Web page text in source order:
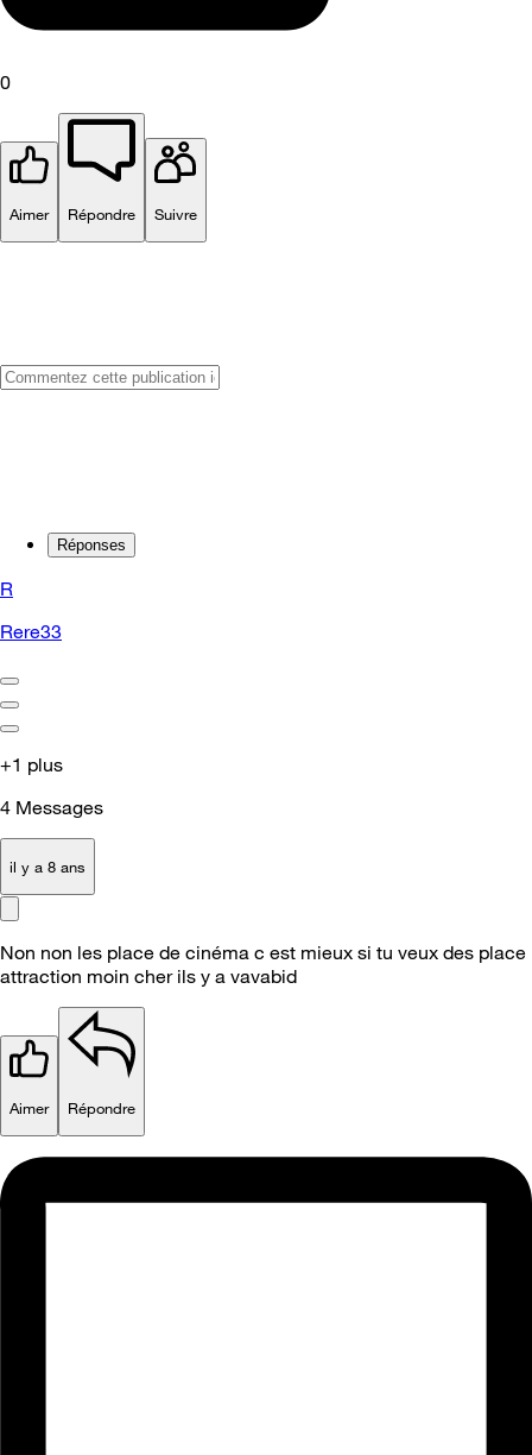
0
Aimer Répondre Suivre
Réponses
R
Rere33
+1 plus
4 Messages
il y a 8 ans
Non non les place de cinéma c est mieux si tu veux des place
attraction moin cher ils y a vavabid
Aimer Répondre